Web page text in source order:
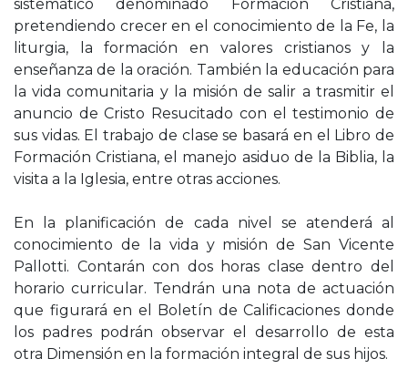
sistemático denominado Formación Cristiana,
pretendiendo crecer en el conocimiento de la Fe, la
liturgia, la formación en valores cristianos y la
enseñanza de la oración. También la educación para
la vida comunitaria y la misión de salir a trasmitir el
anuncio de Cristo Resucitado con el testimonio de
sus vidas. El trabajo de clase se basará en el Libro de
Formación Cristiana, el manejo asiduo de la Biblia, la
visita a la Iglesia, entre otras acciones.
En la planificación de cada nivel se atenderá al
conocimiento de la vida y misión de San Vicente
Pallotti. Contarán con dos horas clase dentro del
horario curricular. Tendrán una nota de actuación
que figurará en el Boletín de Calificaciones donde
los padres podrán observar el desarrollo de esta
otra Dimensión en la formación integral de sus hijos.